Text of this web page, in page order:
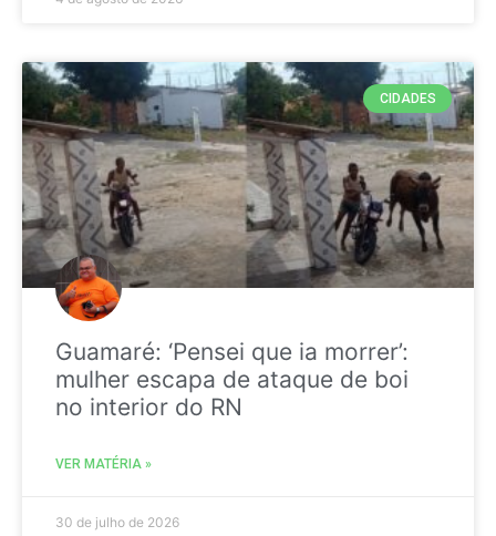
CIDADES
Guamaré: ‘Pensei que ia morrer’:
mulher escapa de ataque de boi
no interior do RN
VER MATÉRIA »
30 de julho de 2026